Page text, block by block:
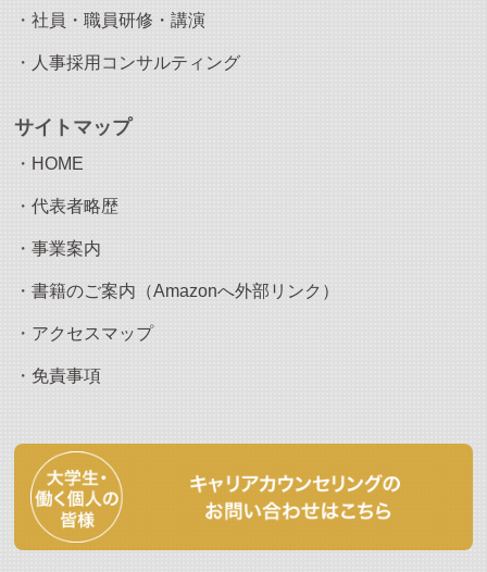
・社員・職員研修・講演
・ 人事採用コンサルティング
サイトマップ
・ HOME
・代表者略歴
・事業案内
・書籍のご案内（Amazonへ外部リンク）
・ アクセスマップ
・免責事項